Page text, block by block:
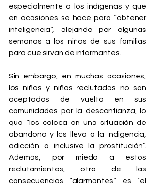
especialmente a los indígenas y que
en ocasiones se hace para “obtener
inteligencia”, alejando por algunas
semanas a los niños de sus familias
para que sirvan de informantes.
Sin embargo, en muchas ocasiones,
los niños y niñas reclutados no son
aceptados de vuelta en sus
comunidades por la desconfianza, lo
que “los coloca en una situación de
abandono y los lleva a la indigencia,
adicción o inclusive la prostitución”.
Además, por miedo a estos
reclutamientos, otra de las
consecuencias “alarmantes” es “el